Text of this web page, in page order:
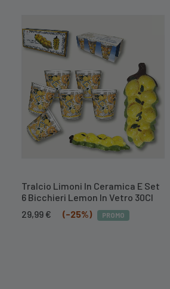
Tralcio Limoni In Ceramica E Set
6 Bicchieri Lemon In Vetro 30Cl
Il
29,99€ (-25%) PROMO